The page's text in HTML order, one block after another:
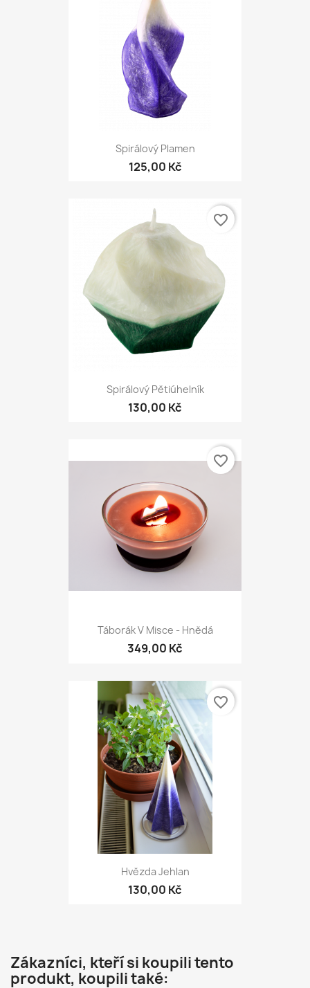
Spirálový Plamen
125,00 Kč
Spirálový Pětiúhelník
130,00 Kč
favorite_border
Táborák V Misce - Hnědá
349,00 Kč
favorite_border
Hvězda Jehlan
130,00 Kč
favorite_border
Zákazníci, kteří si koupili tento
produkt, koupili také: